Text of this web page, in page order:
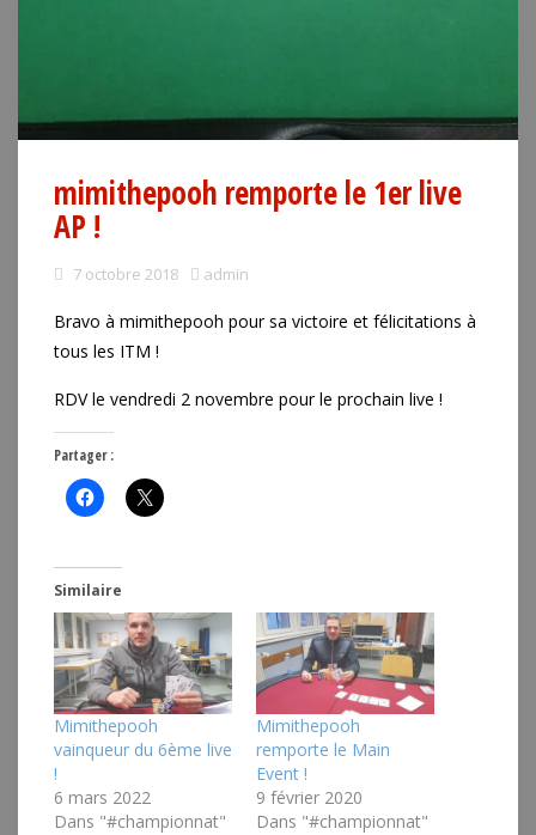
mimithepooh remporte le 1er live
AP !
7 octobre 2018 admin
Bravo à mimithepooh pour sa victoire et félicitations à
tous les ITM !
RDV le vendredi 2 novembre pour le prochain live !
Partager :
Similaire
Mimithepooh
vainqueur du 6ème live
!
6 mars 2022
Dans "#championnat"
Mimithepooh
remporte le Main
Event !
9 février 2020
Dans "#championnat"